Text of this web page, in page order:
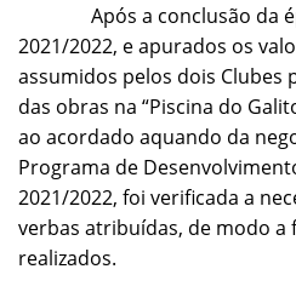
Após a conclusão da
2021/2022, e apurados os
assumidos pelos dois Clubes
das obras na “Piscina do
ao acordado aquando da
Programa de
2021/2022, foi verificada a
verbas atribuídas, de modo a
realizados.